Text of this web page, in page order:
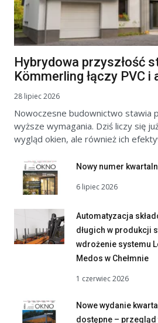
Hybrydowa przyszłość
Kömmerling łączy PVC i
28 lipiec 2026
Nowoczesne budownictwo stawia
wyższe wymagania. Dziś liczy się
wygląd okien, ale również ich
Nowy numer
6 lipiec 2026
Automatyzacja
długich w produkcji
wdrożenie systemu
Medos w Chełmnie
1 czerwiec 2026
Nowe wydanie
dostępne –